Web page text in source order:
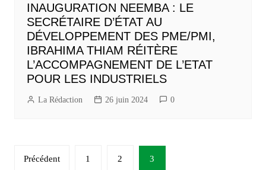
INAUGURATION NEEMBA : LE
SECRÉTAIRE D’ÉTAT AU
DÉVELOPPEMENT DES PME/PMI,
IBRAHIMA THIAM RÉITÈRE
L’ACCOMPAGNEMENT DE L’ETAT
POUR LES INDUSTRIELS
La Rédaction 26 juin 2024 0
Pagination
Précédent 1 2 3